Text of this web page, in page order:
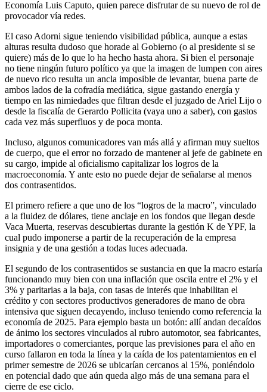
Economía Luis Caputo, quien parece disfrutar de su nuevo de rol de
provocador vía redes.
El caso Adorni sigue teniendo visibilidad pública, aunque a estas
alturas resulta dudoso que horade al Gobierno (o al presidente si se
quiere) más de lo que lo ha hecho hasta ahora. Si bien el personaje
no tiene ningún futuro político ya que la imagen de lumpen con aires
de nuevo rico resulta un ancla imposible de levantar, buena parte de
ambos lados de la cofradía mediática, sigue gastando energía y
tiempo en las nimiedades que filtran desde el juzgado de Ariel Lijo o
desde la fiscalía de Gerardo Pollicita (vaya uno a saber), con gastos
cada vez más superfluos y de poca monta.
Incluso, algunos comunicadores van más allá y afirman muy sueltos
de cuerpo, que el error no forzado de mantener al jefe de gabinete en
su cargo, impide al oficialismo capitalizar los logros de la
macroeconomía. Y ante esto no puede dejar de señalarse al menos
dos contrasentidos.
El primero refiere a que uno de los “logros de la macro”, vinculado
a la fluidez de dólares, tiene anclaje en los fondos que llegan desde
Vaca Muerta, reservas descubiertas durante la gestión K de YPF, la
cual pudo imponerse a partir de la recuperación de la empresa
insignia y de una gestión a todas luces adecuada.
El segundo de los contrasentidos se sustancia en que la macro estaría
funcionando muy bien con una inflación que oscila entre el 2% y el
3% y paritarias a la baja, con tasas de interés que inhabilitan el
crédito y con sectores productivos generadores de mano de obra
intensiva que siguen decayendo, incluso teniendo como referencia la
economía de 2025. Para ejemplo basta un botón: allí andan decaídos
de ánimo los sectores vinculados al rubro automotor, sea fabricantes,
importadores o comerciantes, porque las previsiones para el año en
curso fallaron en toda la línea y la caída de los patentamientos en el
primer semestre de 2026 se ubicarían cercanos al 15%, poniéndolo
en potencial dado que aún queda algo más de una semana para el
cierre de ese ciclo.